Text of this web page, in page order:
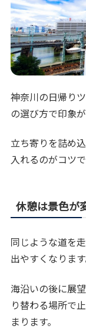
神奈川の日帰り
の選び方で印象
立ち寄りを詰め
入れるのがコツで
休憩は景色が
同じような道を
出やすくなります
海沿いの後に展
り替わる場所で
まります。